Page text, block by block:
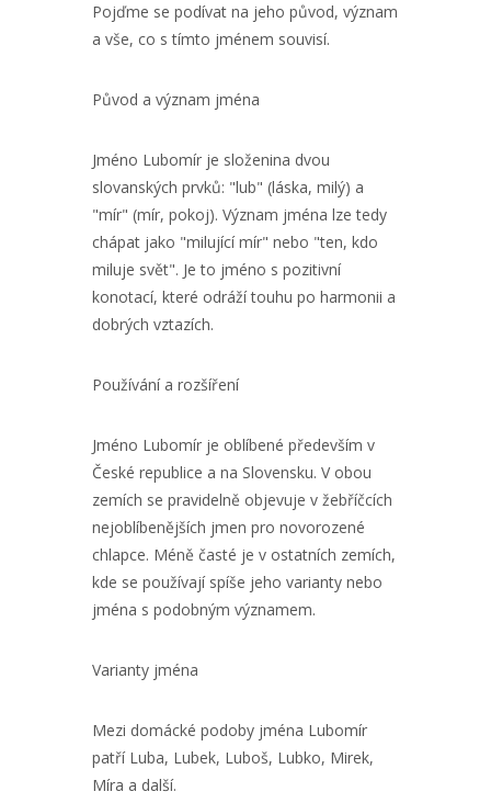
Pojďme se podívat na jeho původ, význam
a vše, co s tímto jménem souvisí.
Původ a význam jména
Jméno Lubomír je složenina dvou
slovanských prvků: "lub" (láska, milý) a
"mír" (mír, pokoj). Význam jména lze tedy
chápat jako "milující mír" nebo "ten, kdo
miluje svět". Je to jméno s pozitivní
konotací, které odráží touhu po harmonii a
dobrých vztazích.
Používání a rozšíření
Jméno Lubomír je oblíbené především v
České republice a na Slovensku. V obou
zemích se pravidelně objevuje v žebříčcích
nejoblíbenějších jmen pro novorozené
chlapce. Méně časté je v ostatních zemích,
kde se používají spíše jeho varianty nebo
jména s podobným významem.
Varianty jména
Mezi domácké podoby jména Lubomír
patří Luba, Lubek, Luboš, Lubko, Mirek,
Míra a další.